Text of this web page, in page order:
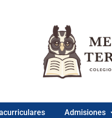
Admisiones